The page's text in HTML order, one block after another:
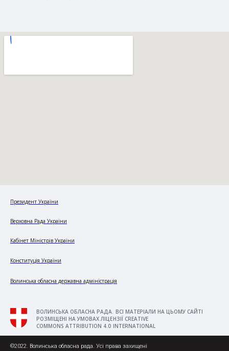
Президент України
Верховна Рада України
Кабінет Міністрів України
Конституція України
Волинська обласна державна адміністрація
ВОЛИНСЬКА ОБЛАСНА РАДА. ВСІ МАТЕРІАЛИ НА ЦЬОМУ САЙТІ
РОЗМІЩЕНІ НА УМОВАХ ЛІЦЕНЗІЇ CREATIVE
COMMONS ATTRIBUTION 4.0 INTERNATIONAL
©2022. Волинська обласна рада. Усі права захищені